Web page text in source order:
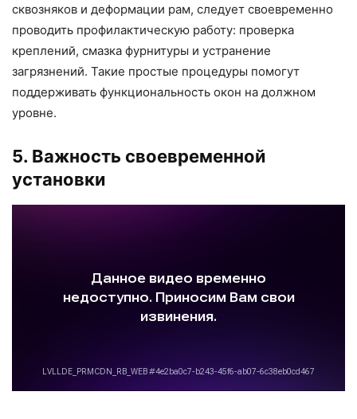
сквозняков и деформации рам, следует своевременно
проводить профилактическую работу: проверка
креплений, смазка фурнитуры и устранение
загрязнений. Такие простые процедуры помогут
поддерживать функциональность окон на должном
уровне.
5. Важность своевременной
установки